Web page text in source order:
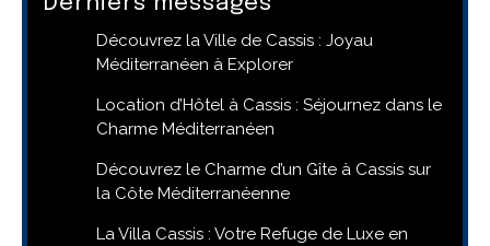
Découvrez la Ville de Cassis : Joyau
Méditerranéen à Explorer
Location d’Hôtel à Cassis : Séjournez dans le
Charme Méditerranéen
Découvrez le Charme d’un Gîte à Cassis sur
la Côte Méditerranéenne
La Villa Cassis : Votre Refuge de Luxe en